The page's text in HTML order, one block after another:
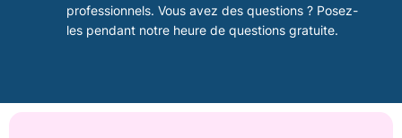
professionnels. Vous avez des questions ? Posez-
les pendant notre heure de questions gratuite.